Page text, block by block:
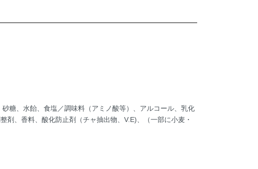
糖、水飴、食塩／調味料（アミノ酸等）、アルコール、乳化
剤、香料、酸化防止剤（チャ抽出物、V.E)、（一部に小麦・